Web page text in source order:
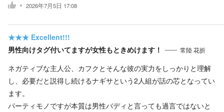
2026年7月5日 17:08
★★★ Excellent!!!
男性向けタグ付いてますが女性もときめけます！
常陸 花折
ネガティブな主人公、カフクとそんな彼の実力をしっかりと理解
し、必要だと説得し続けるナギサという2人組が話の芯となってい
ます。
パーティモノですが本質は男性バディと言っても過言ではないと